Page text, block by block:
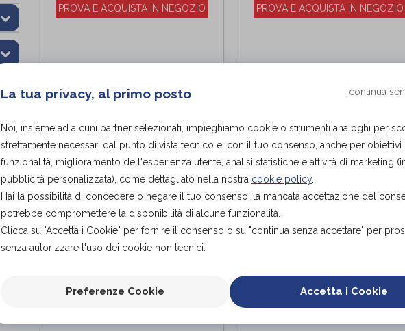
PROVA E ACQUISTA IN NEGOZIO PROVA E ACQUISTA IN NEGOZIO
Comfort Corto Coppa
MODELLATORE BODY
SILHOUETTE CLASSIC
La tua privacy, al primo posto continua
Noi, insieme ad alcuni partner selezionati, impieghiamo cookie o strumenti analoghi per
strettamente necessari dal punto di vista tecnico e, con il tuo consenso, anche per obiettivi
funzionalità, miglioramento dell'esperienza utente, analisi statistiche e attività di marketing
pubblicità personalizzata), come dettagliato nella nostra cookie policy.
Hai la possibilità di concedere o negare il tuo consenso: la mancata accettazione del
potrebbe compromettere la disponibilità di alcune funzionalità.
Clicca su "Accetta i Cookie" per fornire il consenso o su "continua senza accettare" per
senza autorizzare l'uso dei cookie non tecnici.
Preferenze Cookie Accetta i Cookie